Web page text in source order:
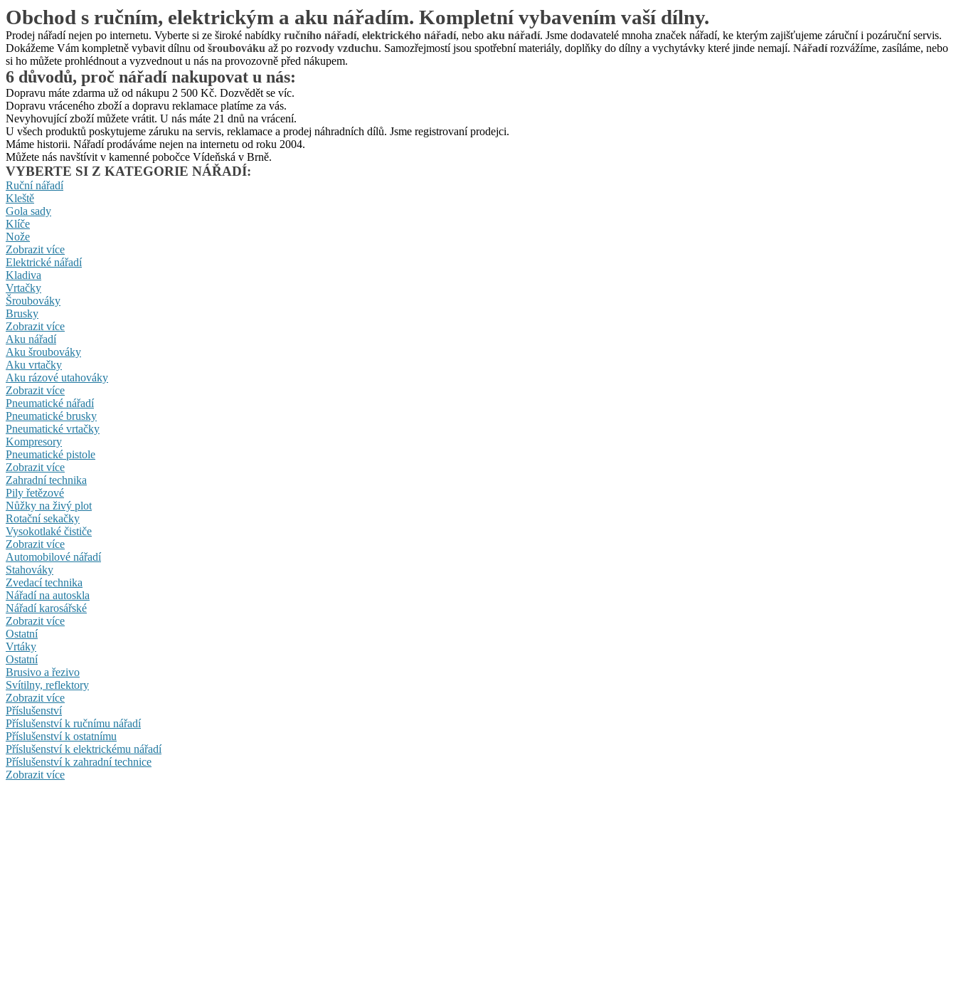
Obchod s ručním, elektrickým a aku nářadím. Kompletnívybavením vaší dílny.
Prodej nářadí nejen po internetu. Vyberte si ze široké nabídky ručního nářadí, elektrického nářadí, nebo aku nářadí. Jsme dodavatelé mnoha značek nářadí, ke kterým zajišťujeme záruční i pozáruční servis.
Dokážeme Vám kompletně vybavit dílnu od šroubováku až po rozvody vzduchu. Samozřejmostí jsou spotřební materiály, doplňky do dílny a vychytávky které jinde nemají. Nářadírozvážíme, zasíláme, nebo
si ho můžete prohlédnout a vyzvednout u nás na provozovně před nákupem.
6 důvodů, proč nářadí nakupovat u nás:
Dopravu máte zdarma už od nákupu 2 500 Kč. Dozvědět se víc.
Dopravu vráceného zboží a dopravu reklamace platíme za vás.
Nevyhovující zboží můžete vrátit. U nás máte 21 dnů na vrácení.
U všech produktů poskytujeme záruku na servis, reklamace a prodej náhradních dílů. Jsme registrovaní prodejci.
Máme historii. Nářadí prodáváme nejen na internetu od roku 2004.
Můžete nás navštívit v kamenné pobočce Vídeňská v Brně.
VYBERTE SI Z KATEGORIE NÁŘADÍ:
Ruční nářadí
Kleště
Gola sady
Klíče
Nože
Zobrazit více
Elektrické nářadí
Kladiva
Vrtačky
Šroubováky
Brusky
Zobrazit více
Aku nářadí
Aku šroubováky
Aku vrtačky
Aku rázové utahováky
Zobrazit více
Pneumatické nářadí
Pneumatické brusky
Pneumatické vrtačky
Kompresory
Pneumatické pistole
Zobrazit více
Zahradní technika
Pily řetězové
Nůžky na živý plot
Rotační sekačky
Vysokotlaké čističe
Zobrazit více
Automobilové nářadí
Stahováky
Zvedací technika
Nářadí na autoskla
Nářadí karosářské
Zobrazit více
Ostatní
Vrtáky
Ostatní
Brusivo a řezivo
Svítilny, reflektory
Zobrazit více
Příslušenství
Příslušenství k ručnímu nářadí
Příslušenství k ostatnímu
Příslušenství k elektrickému nářadí
Příslušenství k zahradní technice
Zobrazit více